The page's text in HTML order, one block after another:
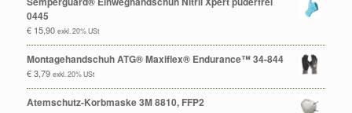
0445
€15,90 exkl. 20% USt
Montagehandschuh ATG® Maxiflex® Endurance™ 34-844
€3,79 exkl. 20% USt
Atemschutz-Korbmaske 3M 8810, FFP2